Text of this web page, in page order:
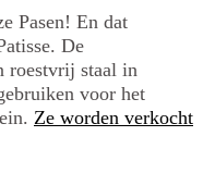
Pasen! En dat
De
roestvrij staal in
voor het
Ze worden verkocht